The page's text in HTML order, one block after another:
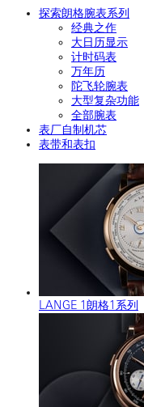
探索朗格腕表系列
经典之作
大日历显示
计时码表
万年历
陀飞轮腕表
大型复杂功能
全部腕表
表厂自制机芯
表带和表扣
LANGE 1朗格1系列